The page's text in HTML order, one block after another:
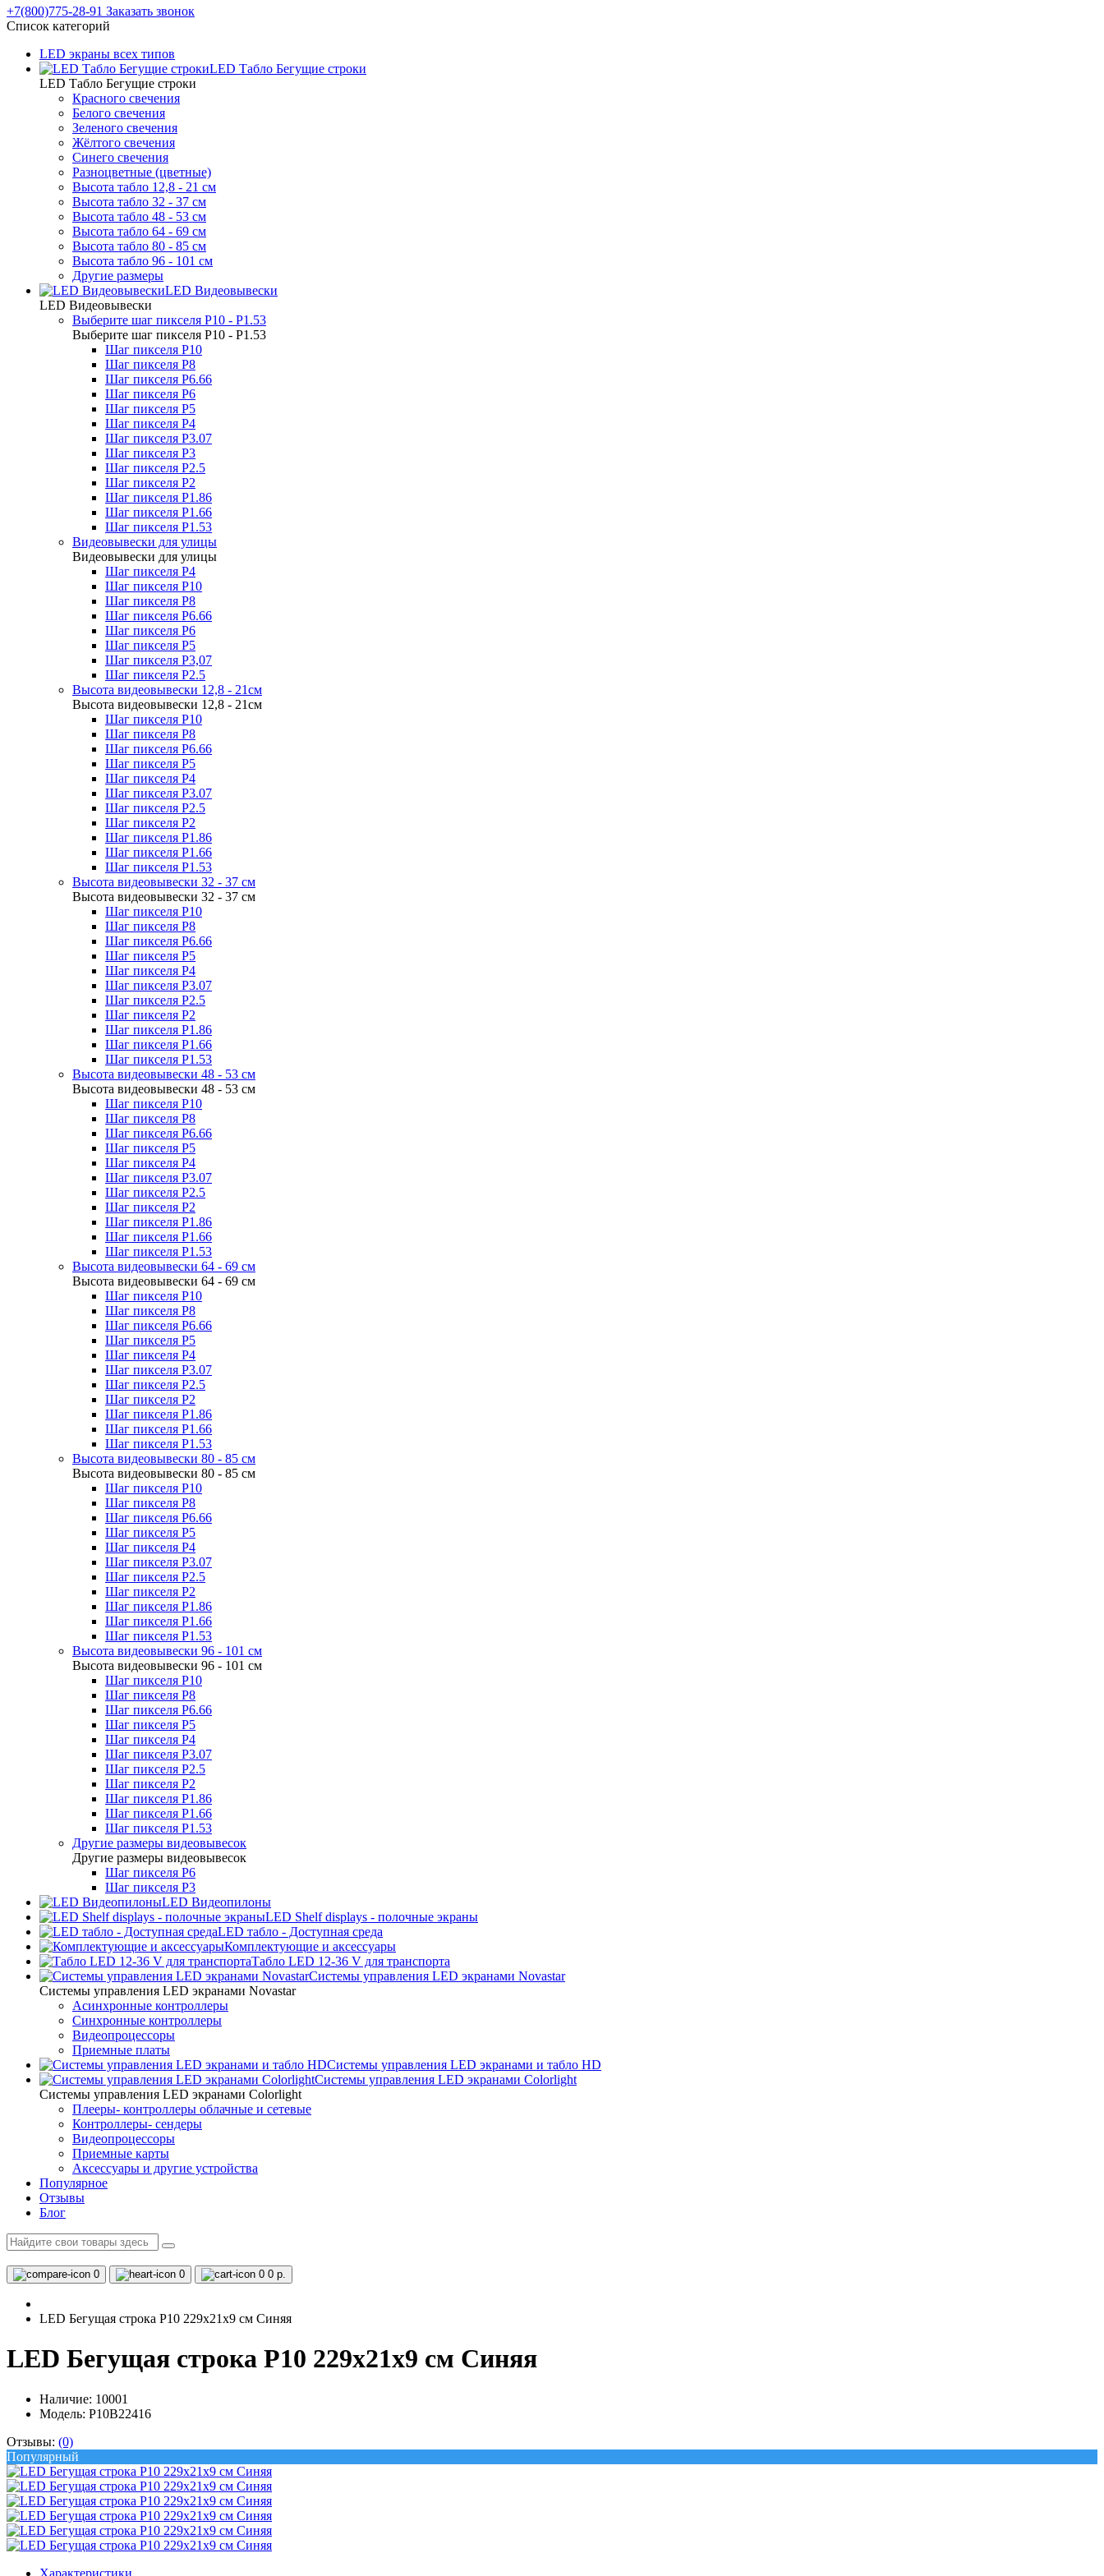
+7(800)775-28-91 Заказать звонок
Список категорий
LED экраны всех типов
LED Табло Бегущие строки
LED Табло Бегущие строки
Красного свечения
Белого свечения
Зеленого свечения
Жёлтого свечения
Синего свечения
Разноцветные (цветные)
Высота табло 12,8 - 21 см
Высота табло 32 - 37 см
Высота табло 48 - 53 см
Высота табло 64 - 69 см
Высота табло 80 - 85 см
Высота табло 96 - 101 см
Другие размеры
LED Видеовывески
LED Видеовывески
Выберите шаг пикселя P10 - P1.53
Выберите шаг пикселя P10 - P1.53
Шаг пикселя P10
Шаг пикселя P8
Шаг пикселя P6.66
Шаг пикселя P6
Шаг пикселя P5
Шаг пикселя P4
Шаг пикселя P3.07
Шаг пикселя P3
Шаг пикселя P2.5
Шаг пикселя P2
Шаг пикселя P1.86
Шаг пикселя P1.66
Шаг пикселя P1.53
Видеовывески для улицы
Видеовывески для улицы
Шаг пикселя P4
Шаг пикселя P10
Шаг пикселя P8
Шаг пикселя P6.66
Шаг пикселя P6
Шаг пикселя P5
Шаг пикселя P3,07
Шаг пикселя P2.5
Высота видеовывески 12,8 - 21см
Высота видеовывески 12,8 - 21см
Шаг пикселя P10
Шаг пикселя P8
Шаг пикселя P6.66
Шаг пикселя P5
Шаг пикселя P4
Шаг пикселя P3.07
Шаг пикселя P2.5
Шаг пикселя P2
Шаг пикселя P1.86
Шаг пикселя P1.66
Шаг пикселя P1.53
Высота видеовывески 32 - 37 см
Высота видеовывески 32 - 37 см
Шаг пикселя P10
Шаг пикселя P8
Шаг пикселя P6.66
Шаг пикселя P5
Шаг пикселя P4
Шаг пикселя P3.07
Шаг пикселя P2.5
Шаг пикселя P2
Шаг пикселя P1.86
Шаг пикселя P1.66
Шаг пикселя P1.53
Высота видеовывески 48 - 53 см
Высота видеовывески 48 - 53 см
Шаг пикселя P10
Шаг пикселя P8
Шаг пикселя P6.66
Шаг пикселя P5
Шаг пикселя P4
Шаг пикселя P3.07
Шаг пикселя P2.5
Шаг пикселя P2
Шаг пикселя P1.86
Шаг пикселя P1.66
Шаг пикселя P1.53
Высота видеовывески 64 - 69 см
Высота видеовывески 64 - 69 см
Шаг пикселя P10
Шаг пикселя P8
Шаг пикселя P6.66
Шаг пикселя P5
Шаг пикселя P4
Шаг пикселя P3.07
Шаг пикселя P2.5
Шаг пикселя P2
Шаг пикселя P1.86
Шаг пикселя P1.66
Шаг пикселя P1.53
Высота видеовывески 80 - 85 см
Высота видеовывески 80 - 85 см
Шаг пикселя P10
Шаг пикселя P8
Шаг пикселя P6.66
Шаг пикселя P5
Шаг пикселя P4
Шаг пикселя P3.07
Шаг пикселя P2.5
Шаг пикселя P2
Шаг пикселя P1.86
Шаг пикселя P1.66
Шаг пикселя P1.53
Высота видеовывески 96 - 101 см
Высота видеовывески 96 - 101 см
Шаг пикселя P10
Шаг пикселя P8
Шаг пикселя P6.66
Шаг пикселя P5
Шаг пикселя P4
Шаг пикселя P3.07
Шаг пикселя P2.5
Шаг пикселя P2
Шаг пикселя P1.86
Шаг пикселя P1.66
Шаг пикселя P1.53
Другие размеры видеовывесок
Другие размеры видеовывесок
Шаг пикселя P6
Шаг пикселя P3
LED Видеопилоны
LED Shelf displays - полочные экраны
LED табло - Доступная среда
Комплектующие и аксессуары
Табло LED 12-36 V для транспорта
Системы управления LED экранами Novastar
Системы управления LED экранами Novastar
Асинхронные контроллеры
Синхронные контроллеры
Видеопроцессоры
Приемные платы
Системы управления LED экранами и табло HD
Системы управления LED экранами Colorlight
Системы управления LED экранами Colorlight
Плееры- контроллеры облачные и сетевые
Контроллеры- сендеры
Видеопроцессоры
Приемные карты
Аксессуары и другие устройства
Популярное
Отзывы
Блог
0 0 0 0 р.
LED Бегущая строка Р10 229x21x9 см Синяя
LED Бегущая строка Р10 229x21x9 см Синяя
Наличие: 10001
Модель: Р10B22416
Отзывы: (0)
Популярный
Характеристики